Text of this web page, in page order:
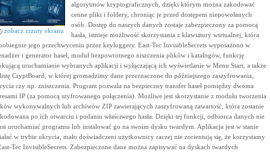
zobacz zrzuty ekranu
algorytmów kryptograficznych, dzięki którym można zakodować
cenne pliki i foldery, chroniąc je przed dostępem niepowołanych
osób. Dostęp do naszych danych zostaje zabezpieczony za pomocą
hasła, istnieje możliwość skorzystania z klawiatury wirtualnej, która
jego przechwyceniu przez keyloggery. East-Tec InvisibleSecrets wyposażono w
i generator haseł, moduł bezpowrotnego niszczenia plików i katalogów, funkcję
uruchamianie wybranych aplikacji i wyłączającą ich wyświetlanie w Menu Start, a także
CryptBoard, w której gromadzimy dane przeznaczone do późniejszego zaszyfrowania,
czy np. zniszczenia. Program pozwala na bezpieczny transfer haseł pomiędzy dwoma
IP (za pomocą szyfrowanego połączenia). Możliwe jest skorzystanie z modułu tworzenia
wykonywalnych lub archiwów ZIP zawierających zaszyfrowaną zawartość, która zostanie
po ich otwarciu i podaniu właściwego hasła. Dzięki tej funkcji, odbiorca danych nie
uruchamiać programu lub instalować go na swoim dysku twardym. Aplikacja jest w stanie
w trybie ukrycia, mało doświadczeni użytkownicy raczej nie zorientują się, że korzystamy
Tec InvisibleSecrets. Zabezpieczone dane można zapisywać na dyskach twardych